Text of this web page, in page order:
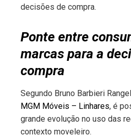
decisões de compra.
Ponte entre
marcas para a
compra
Segundo Bruno Barbieri
MGM Móveis – Linhares, é
grande evolução no uso das
contexto moveleiro.